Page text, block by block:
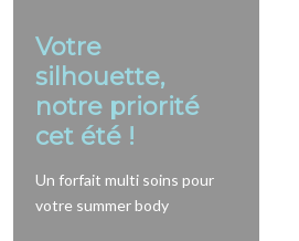
Votre
silhouette,
notre priorité
cet été !
Un forfait multi soins pour
votre summer body